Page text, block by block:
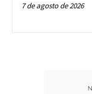
7 de agosto de 2026